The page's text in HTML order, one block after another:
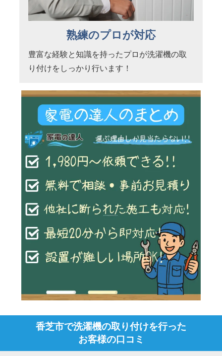
熟練のプロが対応
豊富な経験と知識を持ったプロが洗濯機の取
り付けをしっかり行います！
香芝市で洗濯機の取り付けを行った
お客様の口コミ